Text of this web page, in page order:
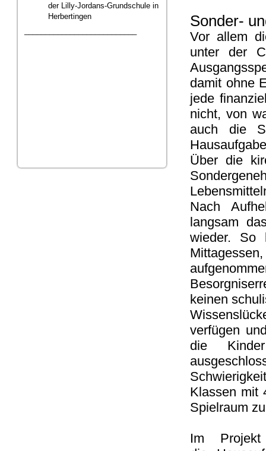
der Lilly-Jordans-Grundschule in
Herbertingen
Sonder-
Vor allem
unter der
damit ohne
jede
nicht, von
auch die
Über die
Nach
langsam
wieder. So
keinen
verfügen
die
Klassen mit
Spielraum
Im